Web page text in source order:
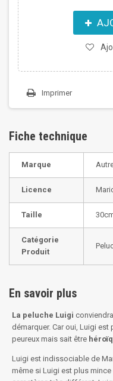
Imprimer
Fiche technique
Marque
Licence
Taille
Catégorie
Produit
En savoir plus
La peluche Luigi
démarquer. Car oui, Luigi est
peureux mais sait être
Luigi est indissociable de
même si Luigi est plus